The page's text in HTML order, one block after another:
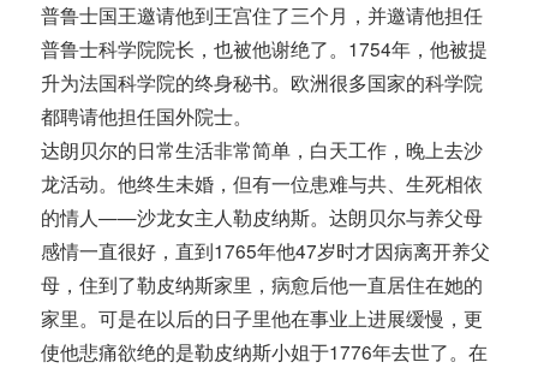
普鲁士国王邀请他到王宫住了三个月，并邀请他担任
普鲁士科学院院长，也被他谢绝了。1754年，他被提
升为法国科学院的终身秘书。欧洲很多国家的科学院
都聘请他担任国外院士。
达朗贝尔的日常生活非常简单，白天工作，晚上去沙
龙活动。他终生未婚，但有一位患难与共、生死相依
的情人——沙龙女主人勒皮纳斯。达朗贝尔与养父母
感情一直很好，直到1765年他47岁时才因病离开养父
母，住到了勒皮纳斯家里，病愈后他一直居住在她的
家里。可是在以后的日子里他在事业上进展缓慢，更
使他悲痛欲绝的是勒皮纳斯小姐于1776年去世了。在